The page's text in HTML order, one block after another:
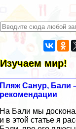
Изучаем мир!
Пляж Санур, Бали
рекомендации
На Бали мы
и в этой статье я